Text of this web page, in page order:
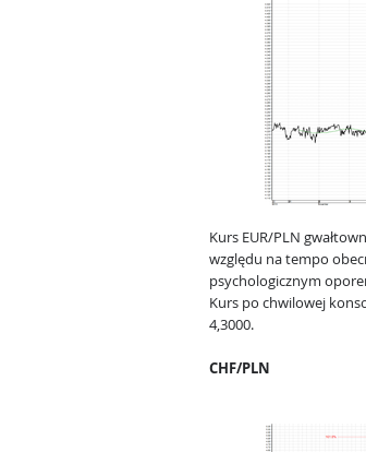
Kurs EUR/PLN
względu na tempo
psychologicznym
Kurs po chwilowej
4,3000.
CHF/PLN